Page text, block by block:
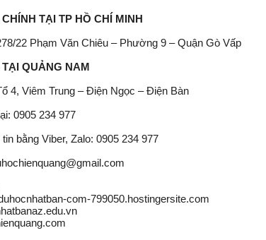
TẠI TP HỒ CHÍ MINH
22 Phạm Văn Chiêu – Phường 9 – Quận Gò Vấp
QUẢNG NAM
4, Viêm Trung – Điện Ngọc – Điện Bàn
0905 234 977
bằng Viber, Zalo: 0905 234 977
com-799050.hostingersite.com